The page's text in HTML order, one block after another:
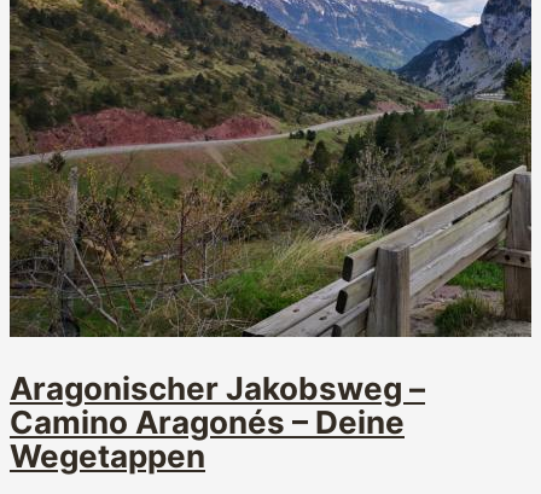
Aragonischer Jakobsweg –
Camino Aragonés – Deine
Wegetappen